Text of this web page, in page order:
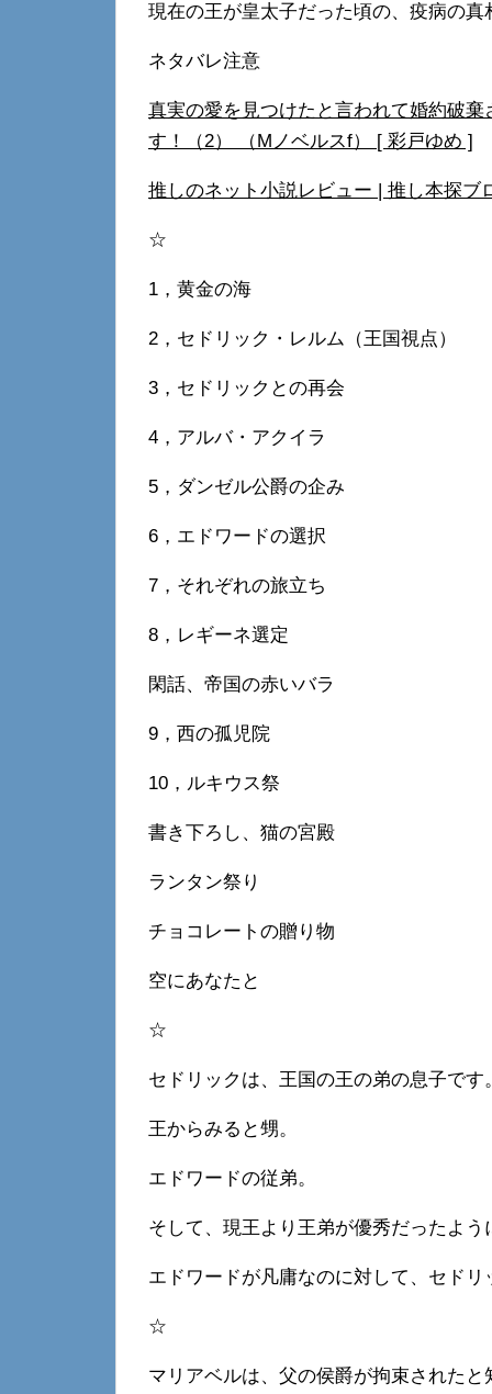
現在の王が皇太子だった頃の、疫病の
ネタバレ注意
真実の愛を見つけたと言われて婚約破
す！（2） （Mノベルスf） [ 彩戸ゆめ ]
推しのネット小説レビュー | 推し本探ブ
☆
1，黄金の海
2，セドリック・レルム（王国視点）
3，セドリックとの再会
4，アルバ・アクイラ
5，ダンゼル公爵の企み
6，エドワードの選択
7，それぞれの旅立ち
8，レギーネ選定
閑話、帝国の赤いバラ
9，西の孤児院
10，ルキウス祭
書き下ろし、猫の宮殿
ランタン祭り
チョコレートの贈り物
空にあなたと
☆
セドリックは、王国の王の弟の息子です
王からみると甥。
エドワードの従弟。
そして、現王より王弟が優秀だったよう
エドワードが凡庸なのに対して、セドリ
☆
マリアベルは、父の侯爵が拘束されたと